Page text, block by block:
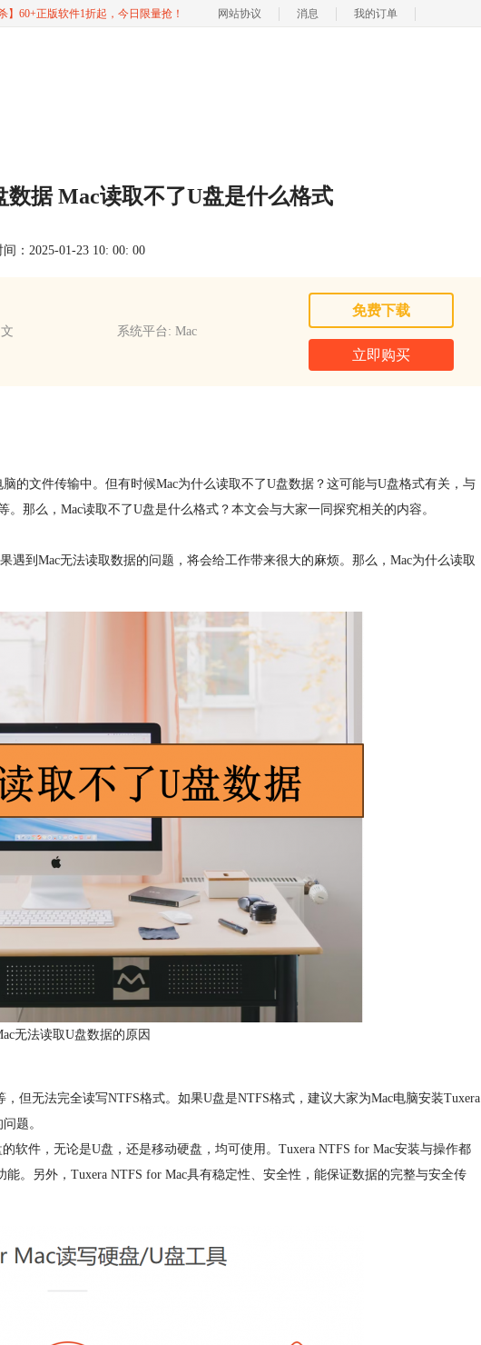
杀】60+正版软件1折起，今日限量抢！ 网站协议 消息 我的订单
据 Mac读取不了U盘是什么格式
：2025-01-23 10: 00: 00
系统平台: Mac
免费下载
立即购买
的文件传输中。但有时候Mac为什么读取不了U盘数据？这可能与U盘格式有关，与
那么，Mac读取不了U盘是什么格式？本文会与大家一同探究相关的内容。
到Mac无法读取数据的问题，将会给工作带来很大的麻烦。那么，Mac为什么读取
无法读取U盘数据的原因
但无法完全读写NTFS格式。如果U盘是NTFS格式，建议大家为Mac电脑安装Tuxera
题。
软件，无论是U盘，还是移动硬盘，均可使用。Tuxera NTFS for Mac安装与操作都
。另外，Tuxera NTFS for Mac具有稳定性、安全性，能保证数据的完整与安全传